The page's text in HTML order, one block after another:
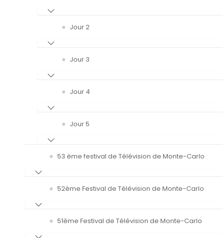
Jour 2
Jour 3
Jour 4
Jour 5
53 ème festival de Télévision de Monte-Carlo
52ème Festival de Télévision de Monte-Carlo
51ème Festival de Télévision de Monte-Carlo